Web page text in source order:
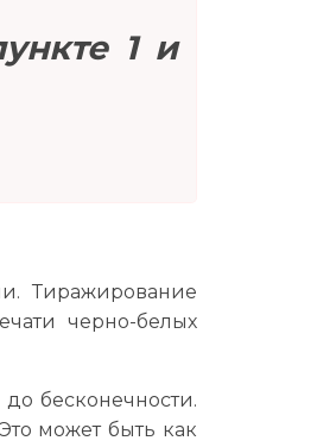
1 и
Тиражирование
черно-белых
бесконечности.
может быть как